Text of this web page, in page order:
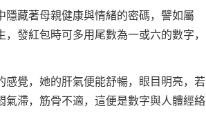
藏著母親健康與情緒的密碼，譬如屬
發紅包時可多用尾數為一或六的數字，
覺，她的肝氣便能舒暢，眼目明亮，若
滯，筋骨不適，這便是數字與人體經絡